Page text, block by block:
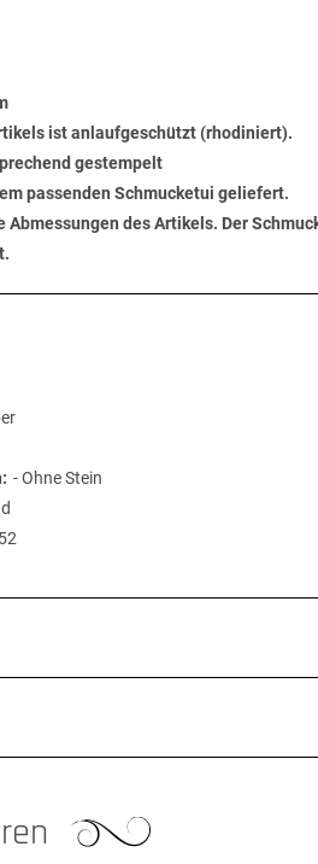
ist anlaufgeschützt (rhodiniert).
gestempelt
passenden Schmucketui geliefert.
Abmessungen des Artikels. Der
- Ohne Stein